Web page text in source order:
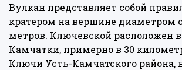
Вулкан представляет собой
кратером на вершине диаметром
метров. Ключевской расположен
Камчатки, примерно в 30
Ключи Усть-Камчатского района,